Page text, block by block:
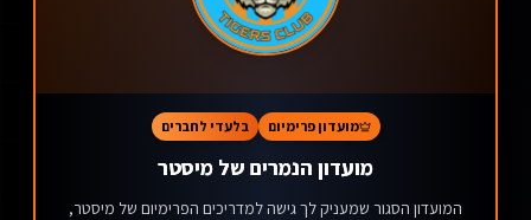
מועדון פרימיום בלעדי לחברים
מועדון הנמרים של מיסטר
המועדון הסגור שמעניק לך גישה למדריכים הפרימיום של מיסטר,